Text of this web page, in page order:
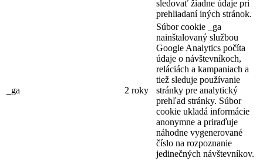
sledovať žiadne údaje pri
prehliadaní iných stránok.
_ga 2 roky
Súbor cookie _ga
nainštalovaný službou
Google Analytics počíta
údaje o návštevníkoch,
reláciách a kampaniach a
tiež sleduje používanie
stránky pre analytický
prehľad stránky. Súbor
cookie ukladá informácie
anonymne a priraďuje
náhodne vygenerované
číslo na rozpoznanie
jedinečných návštevníkov.